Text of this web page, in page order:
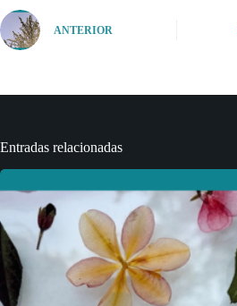
ANTERIOR
Entradas relacionadas